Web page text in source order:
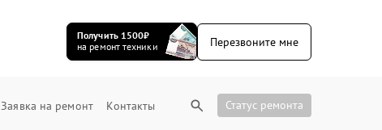
Получить 1500₽
на ремонт техники
Перезвоните мне
Заявка на ремонт Контакты Статус ремонта